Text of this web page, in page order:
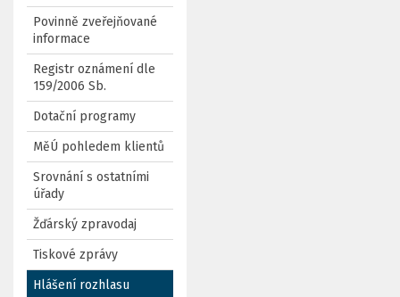
Povinně zveřejňované
informace
Registr oznámení dle
159/2006 Sb.
Dotační programy
MěÚ pohledem klientů
Srovnání s ostatními
úřady
Žďárský zpravodaj
Tiskové zprávy
Hlášení rozhlasu